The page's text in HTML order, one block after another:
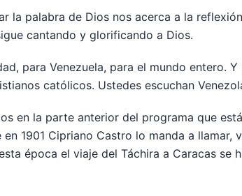
la palabra de Dios nos acerca a la
cantando y glorificando a Dios.
para Venezuela, para el mundo entero.
católicos. Ustedes escuchan
en la parte anterior del programa que
1901 Cipriano Castro lo manda a llamar,
época el viaje del Táchira a Caracas se